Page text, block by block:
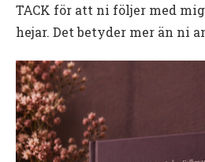
TACK för att ni följer med
hejar. Det betyder mer än ni